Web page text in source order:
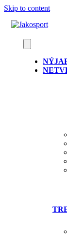
Skip to content